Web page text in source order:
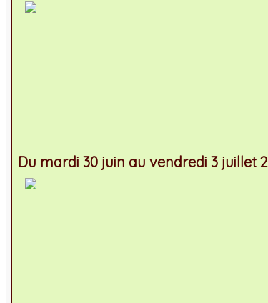
Du mardi 30 juin au vendredi 3 juillet